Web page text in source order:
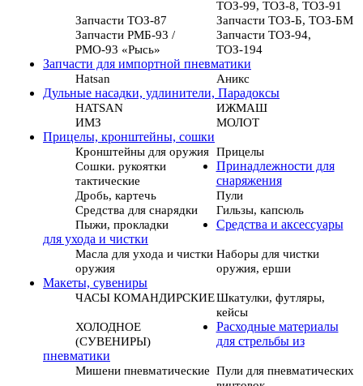
ТОЗ-99, ТОЗ-8, ТОЗ-91
Запчасти ТОЗ-87
Запчасти ТОЗ-Б, ТОЗ-БМ
Запчасти РМБ-93 /
РМО-93 «Рысь»
Запчасти ТОЗ-94,
ТОЗ-194
Запчасти для импортной пневматики
Hatsan
Аникс
Дульные насадки, удлинители, Парадоксы
HATSAN
ИЖМАШ
ИМЗ
МОЛОТ
Прицелы, кронштейны, сошки
Кронштейны для оружия Прицелы
Сошки. рукоятки
тактические
Принадлежности для
снаряжения
Дробь, картечь
Пули
Средства для снарядки
Гильзы, капсюль
Пыжи, прокладки
Средства и аксессуары
для ухода и чистки
Масла для ухода и чистки
оружия
Наборы для чистки
оружия, ерши
Макеты, сувениры
ЧАСЫ КОМАНДИРСКИЕШкатулки, футляры,
кейсы
ХОЛОДНОЕ
(СУВЕНИРЫ)
Расходные материалы
для стрельбы из
пневматики
Мишени пневматические Пули для пневматических